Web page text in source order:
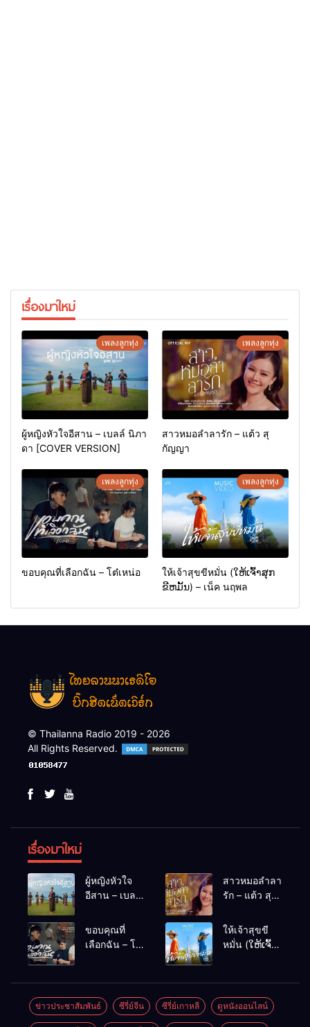
เรื่องมาใหม่
เพลงลูกทุ่ง
ผู้หญิงหัวใจอีสาน – เบลล์ นิภา
ดา [COVER VERSION]
เพลงลูกทุ่ง
สาวหมอลำลารัก – แต้ว สุ
กัญญา
เพลงลูกทุ่ง
ขอบคุณที่เลือกฉัน – โต๋เหน่อ
เพลงลูกทุ่ง
ให้เจ้าสุขขีหมั่น (ໃຫ້ເຈົ້າສຸກ
ຂີຫມັ້ນ) – เน็ค นฤพล
© Thailanna Radio 2019 - 2026
All Rights Reserved.
เรื่องมาใหม่
ผู้หญิงหัวใจ
อีสาน – เบลล์
[COVER
VERSION]
สาวหมอลำลา
รัก – แต้ว สุ
ขอบคุณที่
เลือกฉัน – โต๋
ให้เจ้าสุขขี
หมั่น (ໃຫ້ເຈົ້າ
ข่าวประชาสัมพันธ์ ซีรี่ย์จีน ซีรี่ย์เกาหลี ดูหนังออนไลน์